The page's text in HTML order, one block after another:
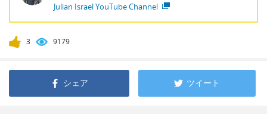
Julian Israel YouTube Channel
3 9179
シェア ツイート